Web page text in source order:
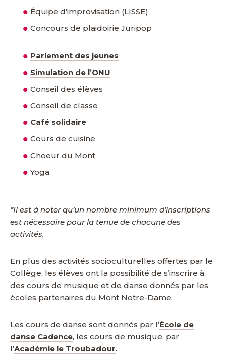
Équipe d’improvisation (LISSE)
Concours de plaidoirie Juripop
Parlement des jeunes
Simulation de l’ONU
Conseil des élèves
Conseil de classe
Café solidaire
Cours de cuisine
Choeur du Mont
Yoga
*Il est à noter qu’un nombre minimum d’inscriptions
est nécessaire pour la tenue de chacune des
activités.
En plus des activités socioculturelles offertes par le
Collège, les élèves ont la possibilité de s’inscrire à
des cours de musique et de danse donnés par les
écoles partenaires du Mont Notre-Dame.
Les cours de danse sont donnés par l’École de
danse Cadence, les cours de musique, par
l’Académie le Troubadour.